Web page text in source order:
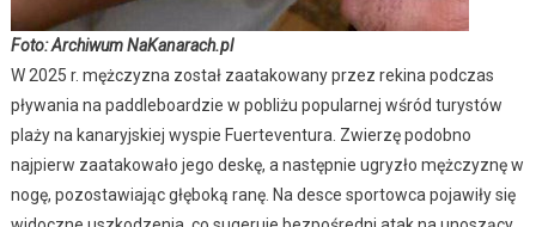
Foto: Archiwum NaKanarach.pl
W 2025 r. mężczyzna został zaatakowany przez rekina podczas
pływania na paddleboardzie w pobliżu popularnej wśród turystów
plaży na kanaryjskiej wyspie Fuerteventura. Zwierzę podobno
najpierw zaatakowało jego deskę, a następnie ugryzło mężczyznę w
nogę, pozostawiając głęboką ranę. Na desce sportowca pojawiły się